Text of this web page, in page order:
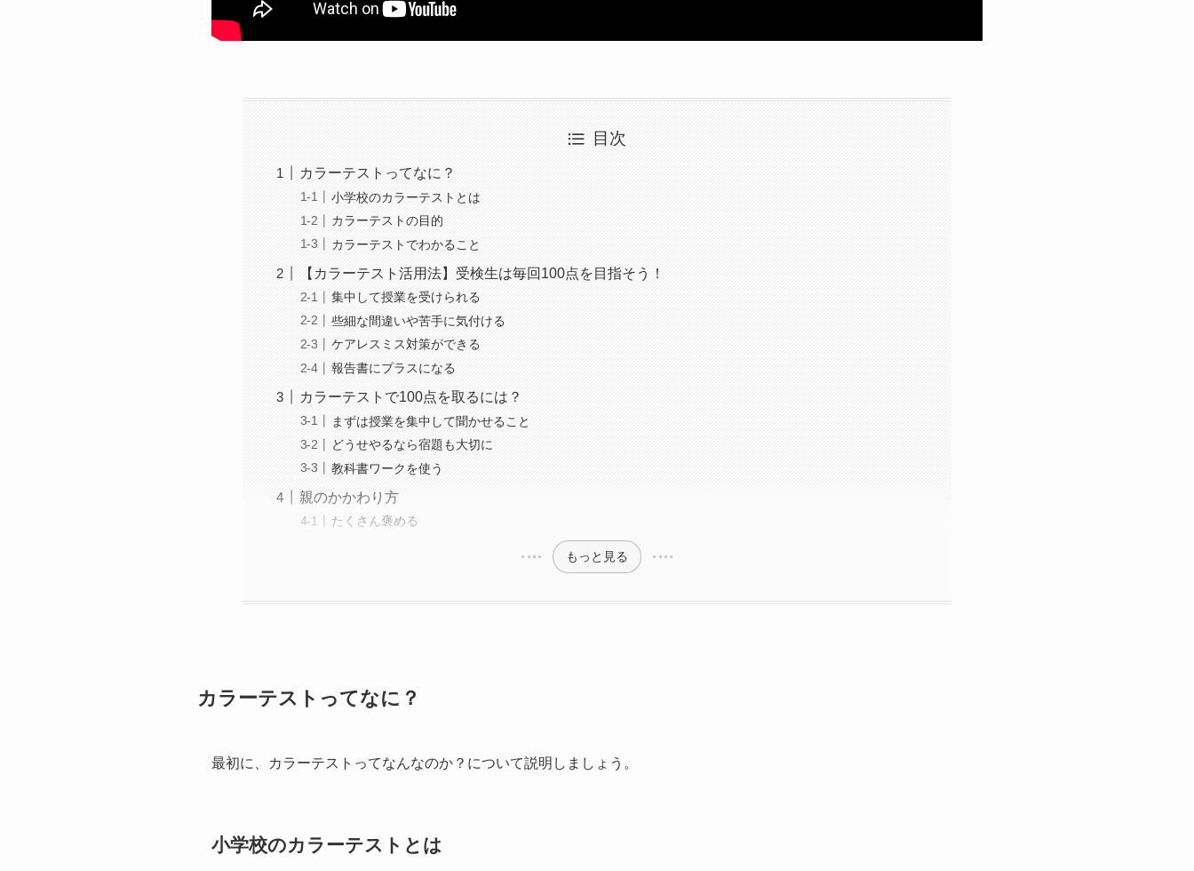
目次
カラーテストってなに？
小学校のカラーテストとは
カラーテストの目的
カラーテストでわかること
【カラーテスト活用法】受検生は毎回100点を目指そう！
集中して授業を受けられる
些細な間違いや苦手に気付ける
ケアレスミス対策ができる
報告書にプラスになる
カラーテストで100点を取るには？
まずは授業を集中して聞かせること
どうせやるなら宿題も大切に
教科書ワークを使う
親のかかわり方
たくさん褒める
もっと見る
カラーテストってなに？
最初に、カラーテストってなんなのか？について説明しましょう。
小学校のカラーテストとは